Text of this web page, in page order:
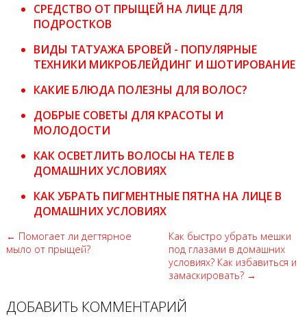
СРЕДСТВО ОТ ПРЫЩЕЙ НА ЛИЦЕ ДЛЯ
ПОДРОСТКОВ
ВИДЫ ТАТУАЖА БРОВЕЙ - ПОПУЛЯРНЫЕ
ТЕХНИКИ МИКРОБЛЕЙДИНГ И ШОТИРОВАНИЕ
КАКИЕ БЛЮДА ПОЛЕЗНЫ ДЛЯ ВОЛОС?
ДОБРЫЕ СОВЕТЫ ДЛЯ КРАСОТЫ И
МОЛОДОСТИ
КАК ОСВЕТЛИТЬ ВОЛОСЫ НА ТЕЛЕ В
ДОМАШНИХ УСЛОВИЯХ
КАК УБРАТЬ ПИГМЕНТНЫЕ ПЯТНА НА ЛИЦЕ В
ДОМАШНИХ УСЛОВИЯХ
← Помогает ли дегтярное
мыло от прыщей?
Как быстро убрать мешки
под глазами в домашних
условиях? Как избавиться и
замаскировать? →
ДОБАВИТЬ КОММЕНТАРИЙ